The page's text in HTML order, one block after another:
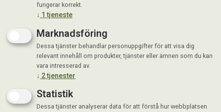
fungerar korrekt.
↓ 1 tjeneste
Marknadsföring
Dessa tjänster behandlar personuppgifter för att visa dig
relevant innehåll om produkter, tjänster eller ämnen som du kan
vara intresserad av.
↓ 2tjenester
Statistik
Dessa tjänster analyserar data för att förstå hur webbplatsen